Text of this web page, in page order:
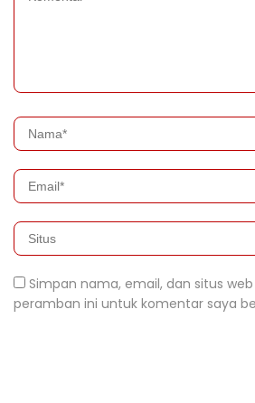
Simpan nama, email, dan situs
peramban ini untuk komentar saya